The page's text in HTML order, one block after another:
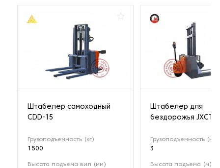
Штабелер самоходный
CDD-15
Грузоподъемность (кг)
1500
Высота подъема вил (мм)
Штабелер для
бездорожья
Грузоподъемность (кг)
3
Высота подъема (м)